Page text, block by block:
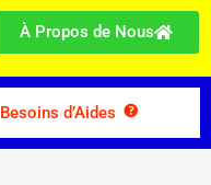
À Propos de Nous
Besoins d’Aides